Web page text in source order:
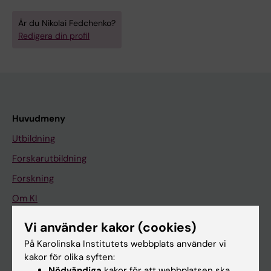
Är du Nikolai Fedchenko?
Redigera din profil
Huvudmeny
Utbildning
Forskarutbildning
Forskning
Om KI
På gång
Nyheter
Vi använder kakor (cookies)
På Karolinska Institutets webbplats använder vi
kakor för olika syften: